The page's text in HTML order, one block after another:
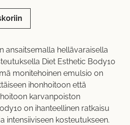
ansaitsemalla hellävaraisella
Diet Esthetic Body10
monitehoinen emulsio on
ihonhoitoon että
karvanpoiston
on ihanteellinen ratkaisu
intensiiviseen kosteutukseen.